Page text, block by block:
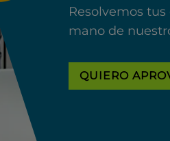
Resolvemos
mano de
QUIERO